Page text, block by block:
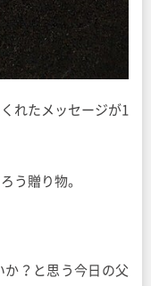
れたメッセージが1
う贈り物。
か？と思う今日の父